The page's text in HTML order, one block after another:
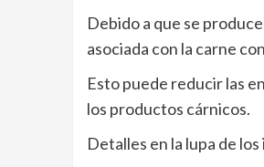
Debido a que se
asociada con la carne
Esto puede reducir las
los productos cárnicos.
Detalles en la lupa de